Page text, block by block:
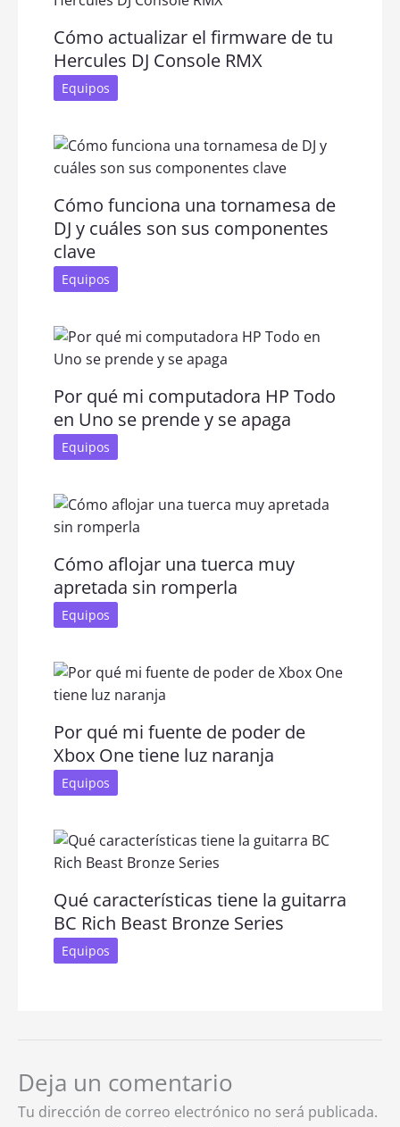
Cómo actualizar el firmware de tu
Hercules DJ Console RMX
Equipos
Cómo funciona una tornamesa de
DJ y cuáles son sus componentes
clave
Equipos
Por qué mi computadora HP Todo
en Uno se prende y se apaga
Equipos
Cómo aflojar una tuerca muy
apretada sin romperla
Equipos
Por qué mi fuente de poder de
Xbox One tiene luz naranja
Equipos
Qué características tiene la guitarra
BC Rich Beast Bronze Series
Equipos
Deja un comentario
Tu dirección de correo electrónico no será publicada.